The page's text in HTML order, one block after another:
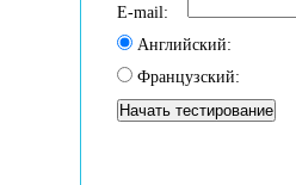
E-mail:
Английский:
Французский: